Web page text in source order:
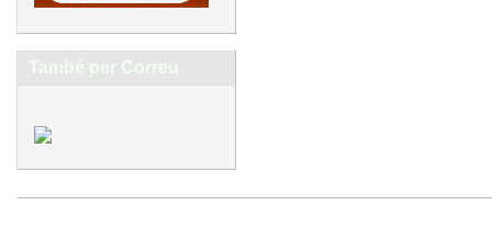
També per Correu